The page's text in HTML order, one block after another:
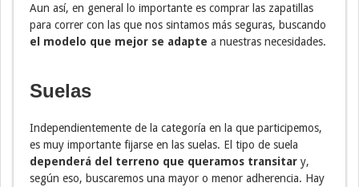
Aun así, en general lo importante es comprar las zapatillas
para correr con las que nos sintamos más seguras, buscando
el modelo que mejor se adapte a nuestras necesidades.
Suelas
Independientemente de la categoría en la que participemos,
es muy importante fijarse en las suelas. El tipo de suela
dependerá del terreno que queramos transitar y,
según eso, buscaremos una mayor o menor adherencia. Hay